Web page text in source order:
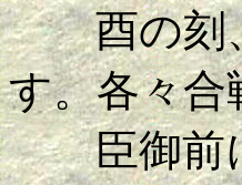
酉の刻、
す。各々合
臣御前に